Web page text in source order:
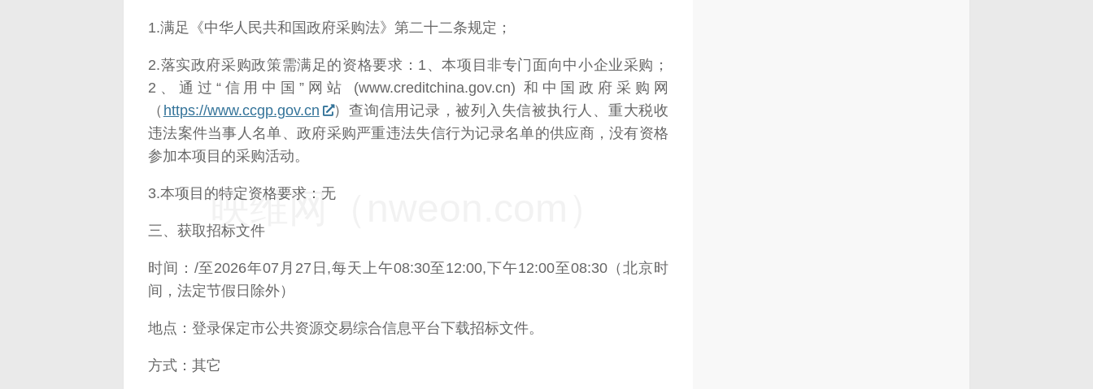
1.满足《中华人民共和国政府采购法》第二十二条规定；
2.落实政府采购政策需满足的资格要求：1、本项目非专门面向中小企业采购；
2、通过“信用中国”网站 (www.creditchina.gov.cn) 和中国政府采购网
（ https://www.ccgp.gov.cn
）查询信用记录，被列入失信被执行人、重大税收
违法案件当事人名单、政府采购严重违法失信行为记录名单的供应商，没有资格
参加本项目的采购活动。
3.本项目的特定资格要求：无
三、获取招标文件
时间：/至2026年07月27日,每天上午08:30至12:00,下午12:00至08:30（北京时
间，法定节假日除外）
地点：登录保定市公共资源交易综合信息平台下载招标文件。
方式：其它
映维网（nweon.com）